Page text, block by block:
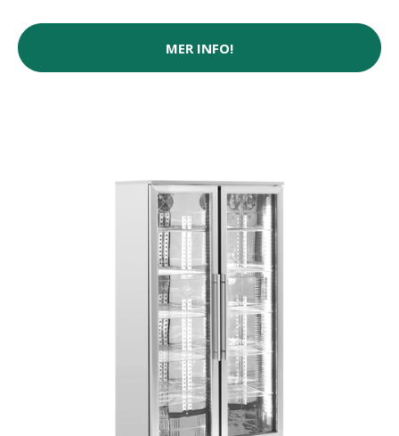
MER INFO!